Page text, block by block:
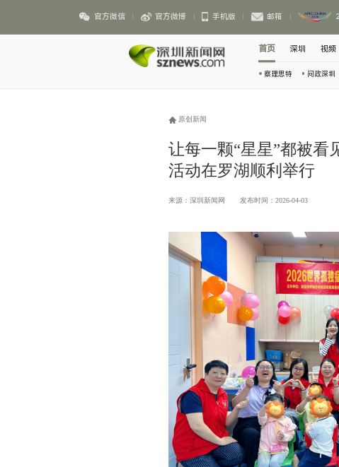
官方微信 官方微博 手机版 邮箱
首页
察理思特 问政深圳
深圳 视频
原创新闻
让每一颗“星星”都被看
活动在罗湖顺利举行
来源：深圳新闻网 发布时间：2026-04-03